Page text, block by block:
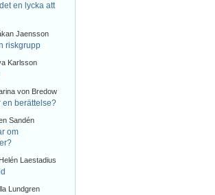
en lycka att
Jaensson
riskgrupp
Karlsson
von Bredow
en berättelse?
Sandén
om
Laestadius
Lundgren